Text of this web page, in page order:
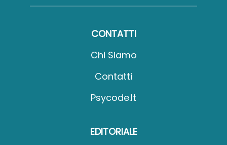
CONTATTI
Chi Siamo
Contatti
Psycode.it
EDITORIALE